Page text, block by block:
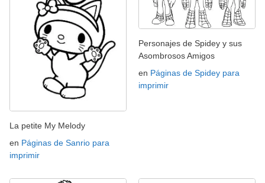
La petite My Melody
en Páginas de Sanrio para
imprimir
Personajes de Spidey y sus
Asombrosos Amigos
en Páginas de Spidey para
imprimir